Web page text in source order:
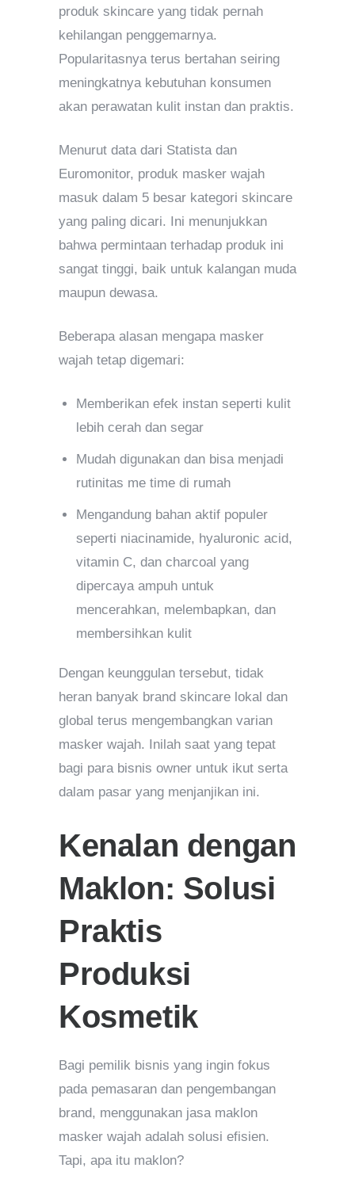
produk skincare yang tidak pernah
kehilangan penggemarnya.
Popularitasnya terus bertahan seiring
meningkatnya kebutuhan konsumen
akan perawatan kulit instan dan praktis.
Menurut data dari Statista dan
Euromonitor, produk masker wajah
masuk dalam 5 besar kategori skincare
yang paling dicari. Ini menunjukkan
bahwa permintaan terhadap produk ini
sangat tinggi, baik untuk kalangan muda
maupun dewasa.
Beberapa alasan mengapa masker
wajah tetap digemari:
Memberikan efek instan seperti kulit
lebih cerah dan segar
Mudah digunakan dan bisa menjadi
rutinitas me time di rumah
Mengandung bahan aktif populer
seperti niacinamide, hyaluronic acid,
vitamin C, dan charcoal yang
dipercaya ampuh untuk
mencerahkan, melembapkan, dan
membersihkan kulit
Dengan keunggulan tersebut, tidak
heran banyak brand skincare lokal dan
global terus mengembangkan varian
masker wajah. Inilah saat yang tepat
bagi para bisnis owner untuk ikut serta
dalam pasar yang menjanjikan ini.
Kenalan dengan
Maklon: Solusi
Praktis
Produksi
Kosmetik
Bagi pemilik bisnis yang ingin fokus
pada pemasaran dan pengembangan
brand, menggunakan jasa maklon
masker wajah adalah solusi efisien.
Tapi, apa itu maklon?